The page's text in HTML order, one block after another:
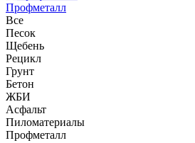
Профметалл
Все
Песок
Щебень
Рецикл
Грунт
Бетон
ЖБИ
Асфальт
Пиломатериалы
Профметалл